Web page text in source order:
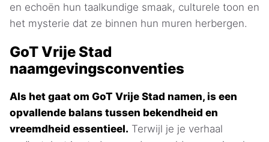
en echoën hun taalkundige smaak, culturele toon en
het mysterie dat ze binnen hun muren herbergen.
GoT Vrije Stad
naamgevingsconventies
Als het gaat om GoT Vrije Stad namen, is een
opvallende balans tussen bekendheid en
vreemdheid essentieel. Terwijl je je verhaal